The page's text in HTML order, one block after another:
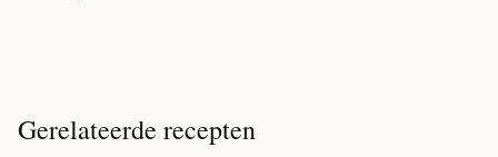
Gerelateerde recepten